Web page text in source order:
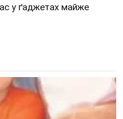
у ґаджетах майже